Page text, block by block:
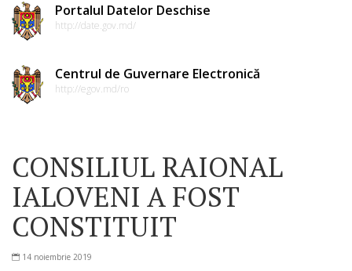
Portalul Datelor Deschise
http://date.gov.md/
Centrul de Guvernare Electronică
http://egov.md/ro
CONSILIUL RAIONAL
IALOVENI A FOST
CONSTITUIT
14 noiembrie 2019